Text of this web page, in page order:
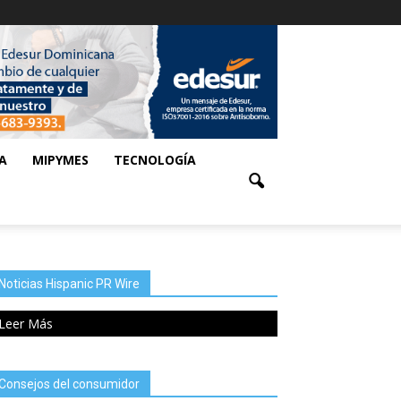
MIPYMES TECNOLOGÍA
Noticias Hispanic PR Wire
Leer Más
del consumidor